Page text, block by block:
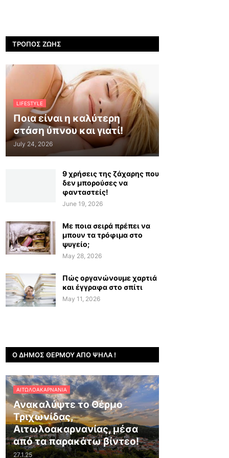
ΤΡΌΠΟΣ ΖΩΉΣ
LIFESTYLE
Ποια είναι η καλύτερη
στάση ύπνου και γιατί!
July 24, 2026
9 χρήσεις της ζάχαρης που
δεν μπορούσες να
φανταστείς!
June 19, 2026
Με ποια σειρά πρέπει να
μπουν τα τρόφιμα στο
ψυγείο;
May 28, 2026
Πώς οργανώνουμε χαρτιά
και έγγραφα στο σπίτι
May 11, 2026
Ο ΔΉΜΟΣ ΘΈΡΜΟΥ ΑΠΌ ΨΗΛΆ !
ΑΙΤΩΛΟΑΚΑΡΝΑΝΊΑ
Ανακαλύψτε το Θέρμο
Τριχωνίδας,
Αιτωλοακαρνανίας, μέσα
από τα παρακάτω βίντεο!
27.1.25